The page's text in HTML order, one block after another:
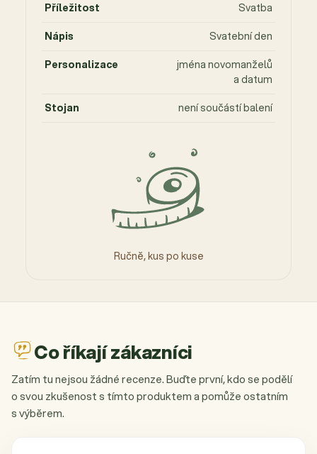
Ručně, kus po kuse
Příležitost
Svatba
Nápis
Svatební den
Personalizace
jména novomanželů
a datum
Stojan
není součástí balení
Co říkají zákazníci
Zatím tu nejsou žádné recenze. Buďte první, kdo se podělí
o svou zkušenost s tímto produktem a pomůže ostatním
s výběrem.